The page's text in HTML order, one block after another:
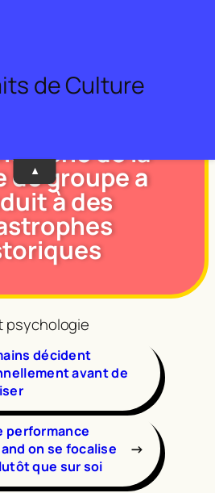
de Culture
▼
de la
de groupe a
à des
psychologie
décident
avant de
performance
on se focalise
que sur soi
→